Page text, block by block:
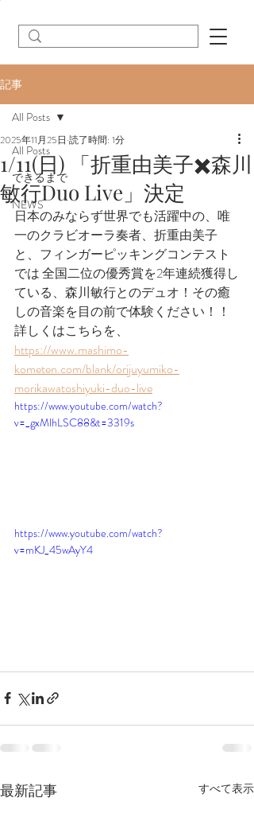
記事
All Posts
できるまで
NEWS
All Posts
1/11(日) 「折重由美子✖️森川
敏行Duo Live」決定
2025年11月25日 読了時間: 1分
日本のみならず世界でも活躍中の、唯
一のクラビオーラ奏者、折重由美子
と、フィンガーピッキングコンテスト
では 全国二位の優秀賞を2年連続獲得し
ている、森川敏行とのデュオ！その癒
しの音楽を目の前で体験ください！！
詳しくはこちらを、
https://www.mashimo-
kometen.com/blank/orijuyumiko-
morikawatoshiyuki-duo-live
https://www.youtube.com/watch?
v=_gxMlhLSC88&t=3319s
https://www.youtube.com/watch?
v=mKJ_45wAyY4
最新記事 すべて表示